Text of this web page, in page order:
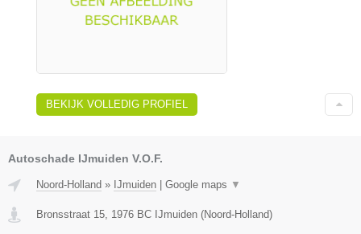
BEKIJK VOLLEDIG PROFIEL
Autoschade IJmuiden V.O.F.
Noord-Holland » IJmuiden Google maps ▼
Bronsstraat 15, 1976 BC IJmuiden (Noord-Holland)